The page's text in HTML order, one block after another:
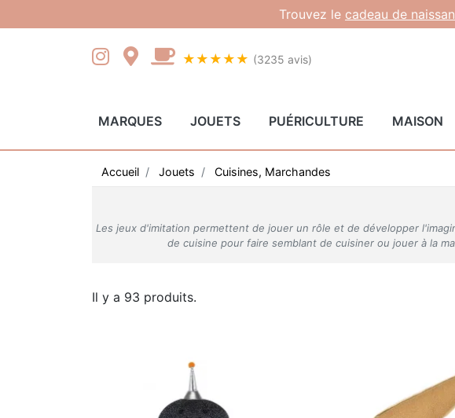
Trouvez le cadeau de
★★★★★ (3235 avis)
MARQUES JOUETS PUÉRICULTURE MAISON
Accueil Jouets Cuisines, Marchandes
Les jeux d'imitation permettent de jouer un rôle et de développer
de cuisine pour faire semblant de cuisiner ou jouer à la
Il y a 93 produits.